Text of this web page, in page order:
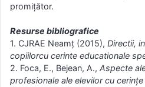
promițător.
Resurse bibliografice
1. CJRAE Neamț (2015), Directii,
copiilorcu cerinte educationale
2. Foca, E., Bejean, A., Aspecte
profesionale ale elevilor cu